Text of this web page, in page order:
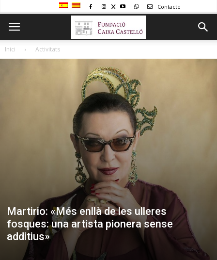
Contacte
Inici Activitats
Martirio: «Més enllà de les ulleres
fosques: una artista pionera sense
additius»